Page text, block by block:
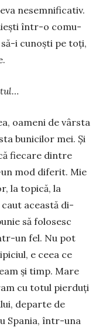
nesem­nificativ.
într-o comu­
i cunoști pe toți,
oameni de vârsta
buni­cilor mei. Și
fiecare dintre
mod dife­rit. Mie
la topică, la
caut această di­
să folosesc
un fel. Nu pot
e ceea ce
și timp. Ma­re
cu totul pier­duți
de­parte de
Spania, într-una